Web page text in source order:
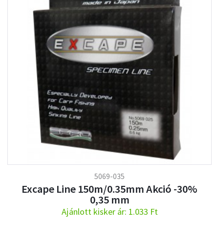
5069-035
Excape Line 150m/0.35mm Akció -30%
0,35 mm
Ajánlott kisker ár: 1.033 Ft